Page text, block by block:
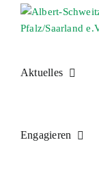
Aktuelles
Engagieren